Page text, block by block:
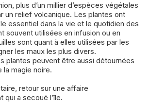
plus d’un millier d’espèces végétales
un relief volcanique. Les plantes ont
essentiel dans la vie et le quotidien des
souvent utilisées en infusion ou en
sont quant à elles utilisées par les
les maux les plus divers.
plantes peuvent être aussi détournées
la magie noire.
retour sur une affaire
qui a secoué l’île.